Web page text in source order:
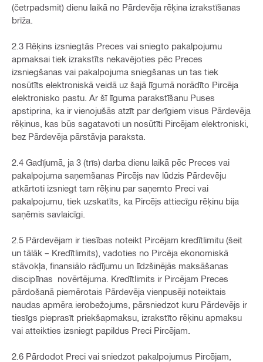
(četrpadsmit) dienu laikā no Pārdevēja rēķina izrakstīšanas
brīža.
2.3 Rēķins izsniegtās Preces vai sniegto pakalpojumu
apmaksai tiek izrakstīts nekavējoties pēc Preces
izsniegšanas vai pakalpojuma sniegšanas un tas tiek
nosūtīts elektroniskā veidā uz šajā līgumā norādīto Pircēja
elektronisko pastu. Ar šī līguma parakstīšanu Puses
apstiprina, ka ir vienojušās atzīt par derīgiem visus Pārdevēja
rēķinus, kas būs sagatavoti un nosūtīti Pircējam elektroniski,
bez Pārdevēja pārstāvja paraksta.
2.4 Gadījumā, ja 3 (trīs) darba dienu laikā pēc Preces vai
pakalpojuma saņemšanas Pircējs nav lūdzis Pārdevēju
atkārtoti izsniegt tam rēķinu par saņemto Preci vai
pakalpojumu, tiek uzskatīts, ka Pircējs attiecīgu rēķinu bija
saņēmis savlaicīgi.
2.5 Pārdevējam ir tiesības noteikt Pircējam kredītlimitu (šeit
un tālāk – Kredītlimits), vadoties no Pircēja ekonomiskā
stāvokļa, finansiālo rādījumu un līdzšinējās maksāšanas
disciplīnas novērtējuma. Kredītlimits ir Pircējam Preces
pārdošanā piemērotais Pārdevēja vienpusēji noteiktais
naudas apmēra ierobežojums, pārsniedzot kuru Pārdevējs ir
tiesīgs pieprasīt priekšapmaksu, izrakstīto rēķinu apmaksu
vai atteikties izsniegt papildus Preci Pircējam.
2.6 Pārdodot Preci vai sniedzot pakalpojumus Pircējam,